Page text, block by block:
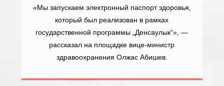
«Мы запускаем электронный паспорт здоровья,
который был реализован в рамках
государственной программы „Денсаулык“», —
рассказал на площадке вице-министр
здравоохранения Олжас Абишев.